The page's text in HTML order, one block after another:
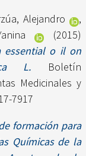
Alejandro
,
(2015)
essential o il on
L. Boletín
Medicinales y
7917
formación para
Químicas de la